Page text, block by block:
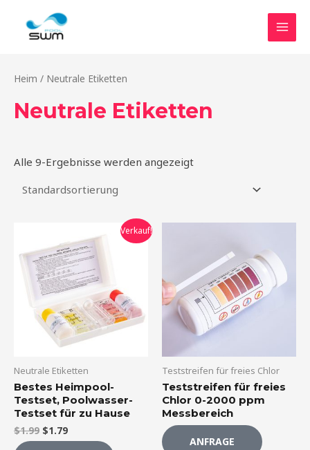
Inhalt
springen
Heim / Neutrale Etiketten
Neutrale Etiketten
Alle 9-Ergebnisse werden angezeigt
Verkauf!
Neutrale Etiketten
Bestes Heimpool-
Testset, Poolwasser-
Testset für zu Hause
$1.99
ursprüngliche
Preis
war:
$1.99.
$1.79
aktuelle
Preis
beträgt:
$1.79.
Teststreifen für freies Chlor
Teststreifen für freies
Chlor 0-2000 ppm
Messbereich
ANFRAGE